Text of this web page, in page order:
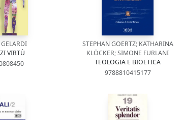
VIRTÙ
STEPHAN GOERTZ; KATHARINA
KLÖCKER; SIMONE FURLANI
TEOLOGIA E BIOETICA
9788810415177